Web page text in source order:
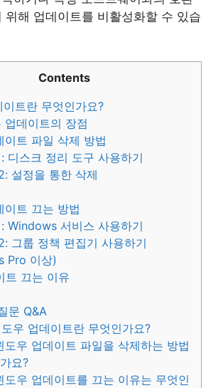
위해 업데이트를 비활성화할 수 있습
Contents
이트란 무엇인가요?
업데이트의 장점
이트 파일 삭제 방법
디스크 정리 도구 사용하기
설정을 통한 삭제
이트 끄는 방법
Windows 서비스 사용하기
그룹 정책 편집기 사용하기
Pro 이상)
트 끄는 이유
문 Q&A
우 업데이트란 무엇인가요?
도우 업데이트 파일을 삭제하는 방법
요?
도우 업데이트를 끄는 이유는 무엇인